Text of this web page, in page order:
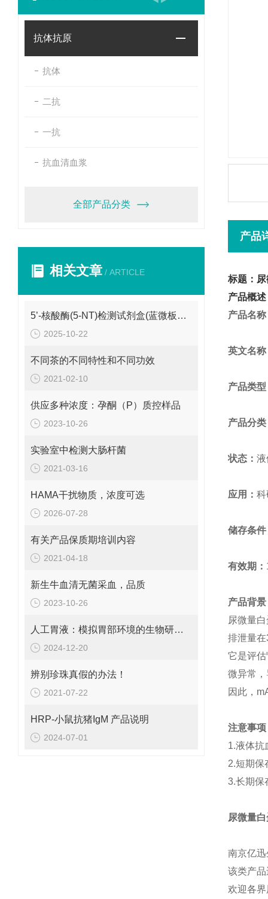
抗体抗原
抗体
二抗
一抗
抗血清血浆
全部产品分类
相关文章 / ARTICLE
5’-核酸酶(5-NT)检测试剂盒(蓝微板法)怎么保存呢？
2025-10-22
不同茶的不同特性和不同功效
2021-02-10
供应多种浓度：孕酮（P）质控样品
2023-10-26
实验室中检测大肠杆菌
2021-03-16
HAMA干扰物质，浓度可选
2026-07-28
有关产品保质期培训内容
2021-04-18
新生牛血清无菌采血，品质
2023-10-26
人工胃液：模拟胃部环境的生物研究工具
2024-12-20
辨别珍珠真假的办法！
2021-07-22
HRP-小鼠抗猪IgM 产品说明
2024-07-01
产品
标题：
产品概述
产品名称
英文名称
产品类型
产品分类
状态： 液
应用： 科
储存条件
有效期：
产品背
尿微量
排泄量
它是评
微异常
因此，
注意事项
1.液体抗
2.短期
3.长期保
尿微量
南京亿
该类产
欢迎各